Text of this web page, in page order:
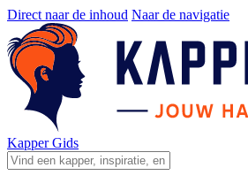
Direct naar de inhoud Naar de navigatie
Kapper Gids